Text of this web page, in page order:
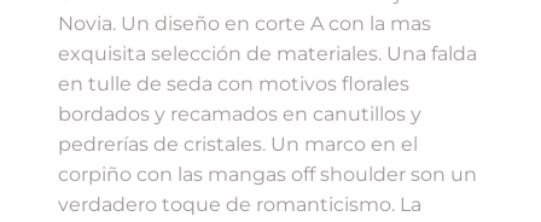
Novia. Un diseño en corte A con la mas
exquisita selección de materiales. Una falda
en tulle de seda con motivos florales
bordados y recamados en canutillos y
pedrerías de cristales. Un marco en el
corpiño con las mangas off shoulder son un
verdadero toque de romanticismo. La